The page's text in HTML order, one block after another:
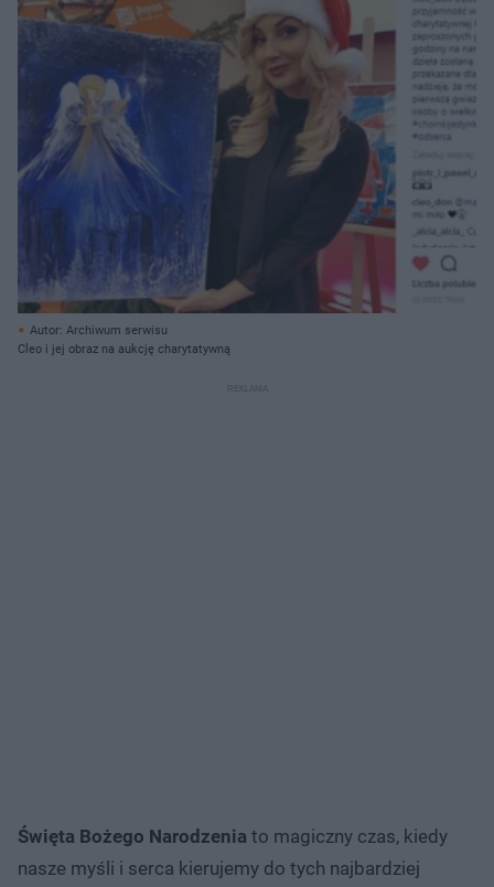
Autor: Archiwum serwisu
Cleo i jej obraz na aukcję charytatywną
Święta Bożego Narodzenia to magiczny czas, kiedy
nasze myśli i serca kierujemy do tych najbardziej